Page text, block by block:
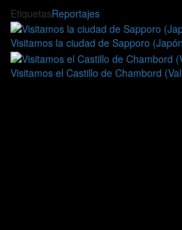
EtiquetasReportajes
Visitamos la ciudad de Sapporo
Visitamos el Castillo de Chambord